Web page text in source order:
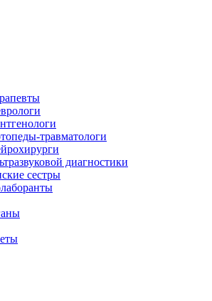
травматологи
диагностики
сестры